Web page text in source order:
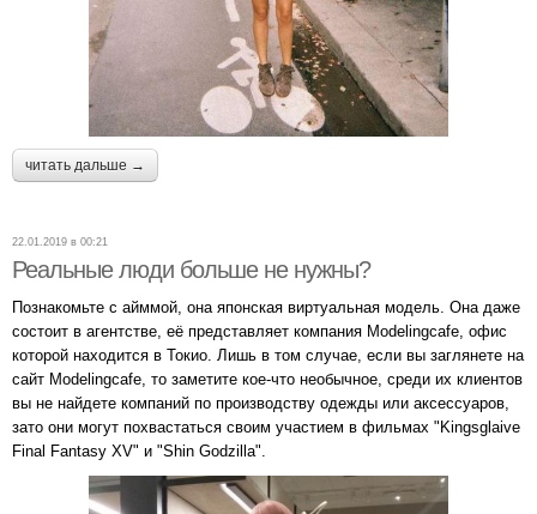
читать дальше →
22.01.2019 в 00:21
Реальные люди больше не нужны?
Познакомьте с айммой, она японская виртуальная модель. Она даже
состоит в агентстве, её представляет компания Modelingcafe, офис
которой находится в Токио. Лишь в том случае, если вы заглянете на
сайт Modelingcafe, то заметите кое-что необычное, среди их клиентов
вы не найдете компаний по производству одежды или аксессуаров,
зато они могут похвастаться своим участием в фильмах "Kingsglaive
Final Fantasy XV" и "Shin Godzilla".